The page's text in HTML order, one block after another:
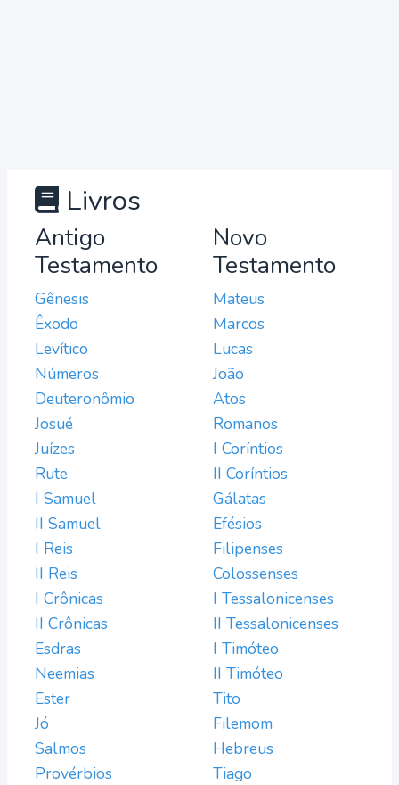
Livros
Antigo
Testamento
Gênesis
Êxodo
Levítico
Números
Deuteronômio
Josué
Juízes
Rute
I Samuel
II Samuel
I Reis
II Reis
I Crônicas
II Crônicas
Esdras
Neemias
Ester
Jó
Salmos
Provérbios
Novo
Testamento
Mateus
Marcos
Lucas
João
Atos
Romanos
I Coríntios
II Coríntios
Gálatas
Efésios
Filipenses
Colossenses
I Tessalonicenses
II Tessalonicenses
I Timóteo
II Timóteo
Tito
Filemom
Hebreus
Tiago